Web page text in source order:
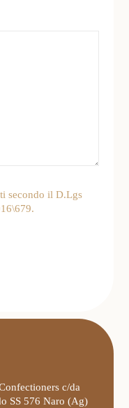
secondo il D.Lgs
c/da
SS 576 Naro (Ag)